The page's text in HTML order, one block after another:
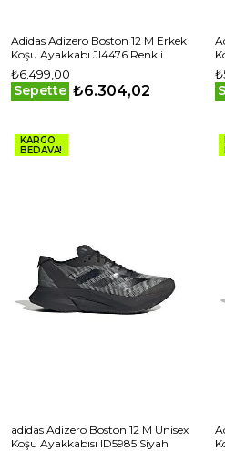
Adidas Adizero Boston 12 M Erkek
Koşu Ayakkabı JI4476 Renkli
₺6.499,00
Sepette ₺6.304,02
KARGO
BEDAVA!
adidas Adizero Boston 12 M Unisex
Koşu Ayakkabısı ID5985 Siyah